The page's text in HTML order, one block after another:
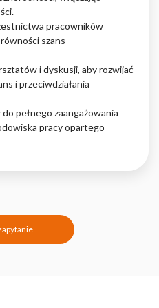
pracowników
szans
i dyskusji, aby rozwijać
i przeciwdziałania
pełnego zaangażowania
pracy opartego